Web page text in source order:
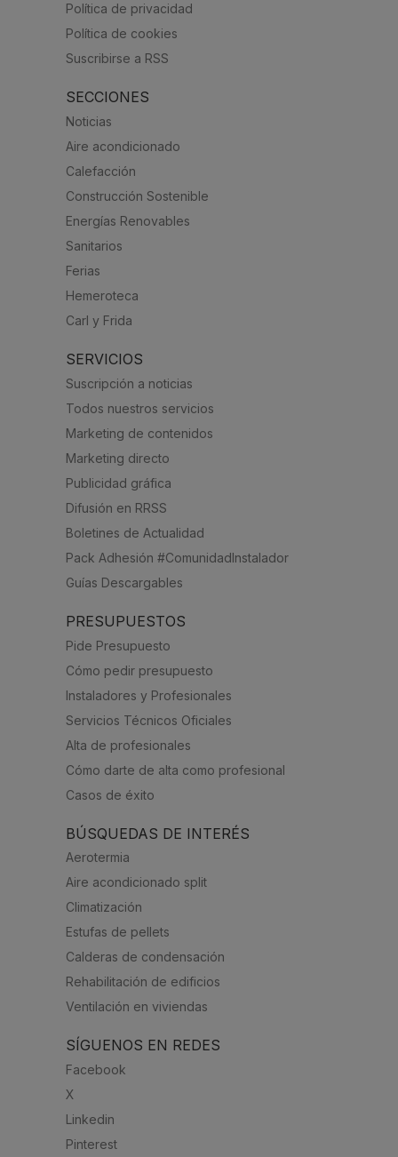
Política de privacidad
Política de cookies
Suscribirse a RSS
SECCIONES
Noticias
Aire acondicionado
Calefacción
Construcción Sostenible
Energías Renovables
Sanitarios
Ferias
Hemeroteca
Carl y Frida
SERVICIOS
Suscripción a noticias
Todos nuestros servicios
Marketing de contenidos
Marketing directo
Publicidad gráfica
Difusión en RRSS
Boletines de Actualidad
Pack Adhesión #ComunidadInstalador
Guías Descargables
PRESUPUESTOS
Pide Presupuesto
Cómo pedir presupuesto
Instaladores y Profesionales
Servicios Técnicos Oficiales
Alta de profesionales
Cómo darte de alta como profesional
Casos de éxito
BÚSQUEDAS DE INTERÉS
Aerotermia
Aire acondicionado split
Climatización
Estufas de pellets
Calderas de condensación
Rehabilitación de edificios
Ventilación en viviendas
SÍGUENOS EN REDES
Facebook
X
Linkedin
Pinterest